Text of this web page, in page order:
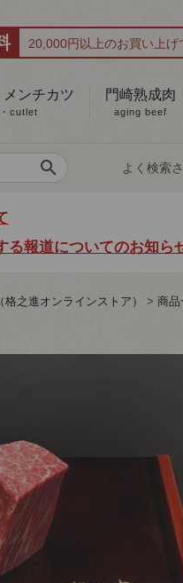
20,000円以上のお買い上げ
ンチカツ
cutlet
門崎熟成肉
aging beef
search よく検索
る報道についてのお知ら
之進オンラインストア） 商品